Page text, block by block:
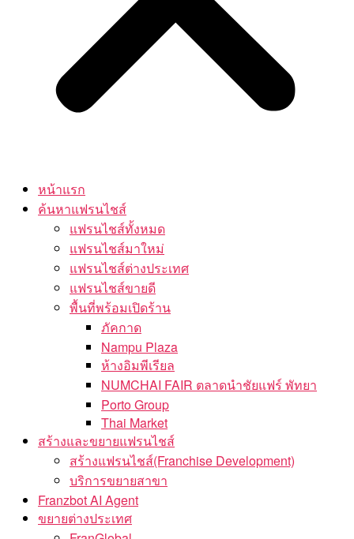
หน้าแรก
ค้นหาแฟรนไชส์
แฟรนไชส์ทั้งหมด
แฟรนไชส์มาใหม่
แฟรนไชส์ต่างประเทศ
แฟรนไชส์ขายดี
พื้นที่พร้อมเปิดร้าน
ภัคกาด
Nampu Plaza
ห้างอิมพีเรียล
NUMCHAI FAIR ตลาดนำชัยแฟร์ พัทยา
Porto Group
Thai Market
สร้างและขยายแฟรนไชส์
สร้างแฟรนไชส์(Franchise Development)
บริการขยายสาขา
Franzbot AI Agent
ขยายต่างประเทศ